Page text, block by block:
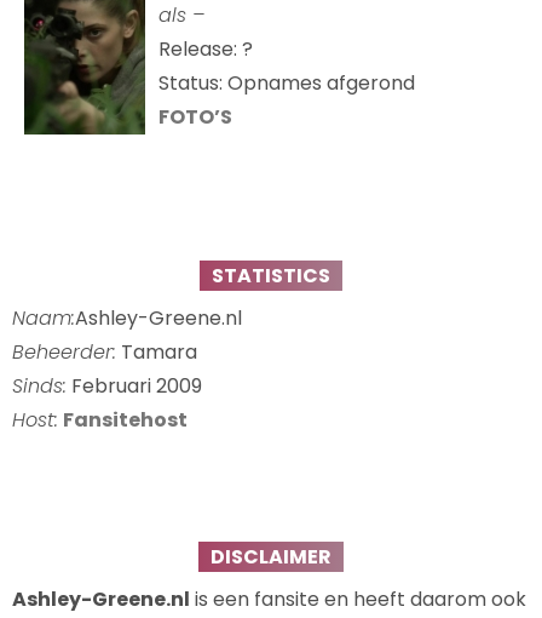
als –
Release: ?
Status: Opnames afgerond
FOTO’S
STATISTICS
Naam:Ashley-Greene.nl
Beheerder: Tamara
Sinds: Februari 2009
Host: Fansitehost
DISCLAIMER
Ashley-Greene.nl is een fansite en heeft daarom ook